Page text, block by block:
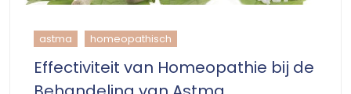
astma homeopathisch
Effectiviteit van Homeopathie bij de